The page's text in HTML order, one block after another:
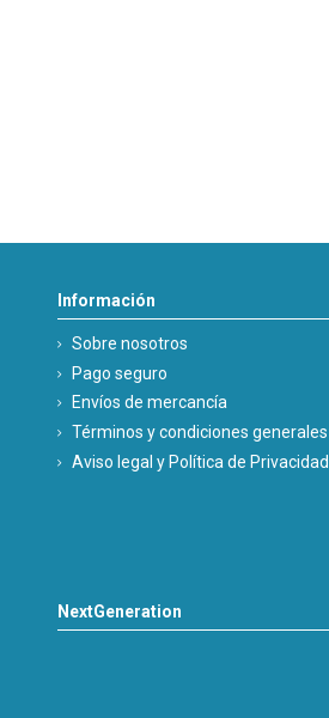
Información
Sobre nosotros
Pago seguro
Envíos de mercancía
Términos y condiciones generales
Aviso legal y Política de Privacidad
NextGeneration